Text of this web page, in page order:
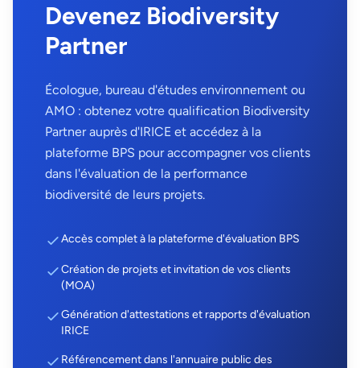
Devenez Biodiversity
Partner
Écologue, bureau d'études environnement ou
AMO : obtenez votre qualification Biodiversity
Partner auprès d'IRICE et accédez à la
plateforme BPS pour accompagner vos clients
dans l'évaluation de la performance
biodiversité de leurs projets.
Accès complet à la plateforme d'évaluation BPS
Création de projets et invitation de vos clients
(MOA)
Génération d'attestations et rapports d'évaluation
IRICE
Référencement dans l'annuaire public des